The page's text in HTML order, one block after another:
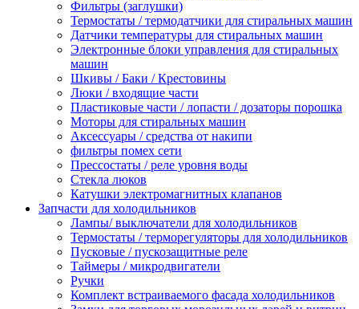
Фильтры (заглушки)
Термостаты / термодатчики для стиральных машин
Датчики температуры для стиральных машин
Электронные блоки управления для стиральных
машин
Шкивы / Баки / Крестовины
Люки / входящие части
Пластиковые части / лопасти / дозаторы порошка
Моторы для стиральных машин
Аксессуары / средства от накипи
фильтры помех сети
Прессостаты / реле уровня воды
Стекла люков
Катушки электромагнитных клапанов
Запчасти для холодильников
Лампы/ выключатели для холодильников
Термостаты / терморегуляторы для холодильников
Пусковые / пускозащитные реле
Таймеры / микродвигатели
Ручки
Комплект встраиваемого фасада холодильников